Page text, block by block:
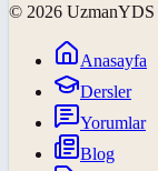
© 2026 UzmanYDS
Anasayfa
Dersler
Yorumlar
Blog